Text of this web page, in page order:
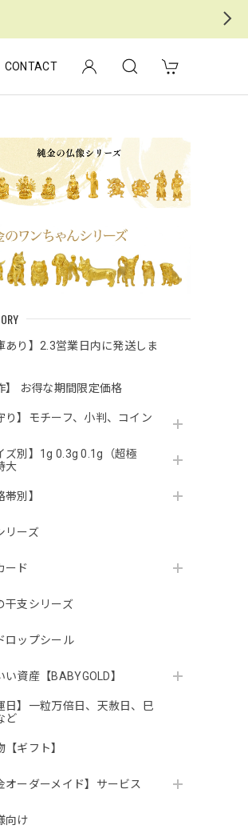
CONTACT
あり】2.3営業日内に発送しま
】 お得な期間限定価格
り】モチーフ、小判、コイン
ズ別】1g 0.3g 0.1g（超極
大
帯別】
リーズ
ード
干支シリーズ
ロップシール
い資産【BABYGOLD】
日】一粒万倍日、天赦日、巳
ど
【ギフト】
オーダーメイド】サービス
向け